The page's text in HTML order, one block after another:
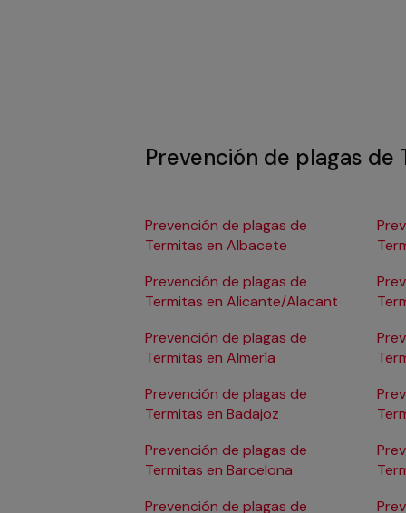
Prevención de plagas de
Prevención de plagas de
Termitas en Albacete
Prevención de plagas de
Termitas en Alicante/Alacant
Prevención de plagas de
Termitas en Almería
Prevención de plagas de
Termitas en Badajoz
Prevención de plagas de
Termitas en Barcelona
Prevención de plagas de